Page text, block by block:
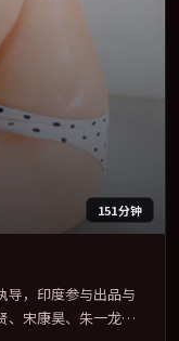
151分钟
导，印度参与出品与
、宋康昊、朱一龙联